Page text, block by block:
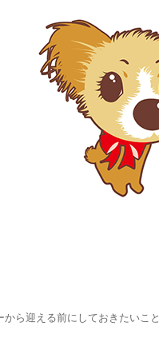
ら迎える前にしておきたいこと